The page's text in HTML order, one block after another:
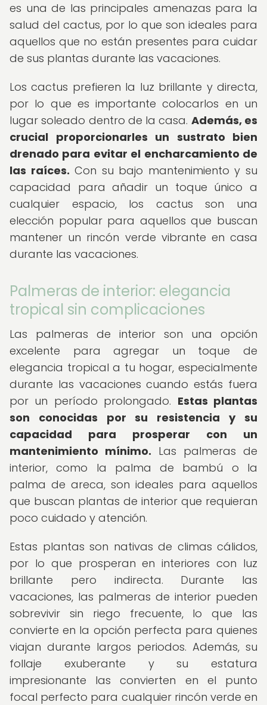
es una de las principales amenazas para la
salud del cactus, por lo que son ideales para
aquellos que no están presentes para cuidar
de sus plantas durante las vacaciones.
Los cactus prefieren la luz brillante y directa,
por lo que es importante colocarlos en un
lugar soleado dentro de la casa. Además, es
crucial proporcionarles un sustrato bien
drenado para evitar el encharcamiento de
las raíces. Con su bajo mantenimiento y su
capacidad para añadir un toque único a
cualquier espacio, los cactus son una
elección popular para aquellos que buscan
mantener un rincón verde vibrante en casa
durante las vacaciones.
Palmeras de interior: elegancia
tropical sin complicaciones
Las palmeras de interior son una opción
excelente para agregar un toque de
elegancia tropical a tu hogar, especialmente
durante las vacaciones cuando estás fuera
por un período prolongado. Estas plantas
son conocidas por su resistencia y su
capacidad para prosperar con un
mantenimiento mínimo. Las palmeras de
interior, como la palma de bambú o la
palma de areca, son ideales para aquellos
que buscan plantas de interior que requieran
poco cuidado y atención.
Estas plantas son nativas de climas cálidos,
por lo que prosperan en interiores con luz
brillante pero indirecta. Durante las
vacaciones, las palmeras de interior pueden
sobrevivir sin riego frecuente, lo que las
convierte en la opción perfecta para quienes
viajan durante largos periodos. Además, su
follaje exuberante y su estatura
impresionante las convierten en el punto
focal perfecto para cualquier rincón verde en